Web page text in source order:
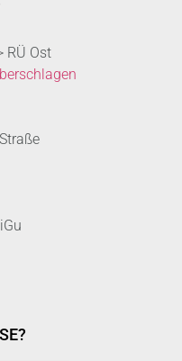
RÜ Ost